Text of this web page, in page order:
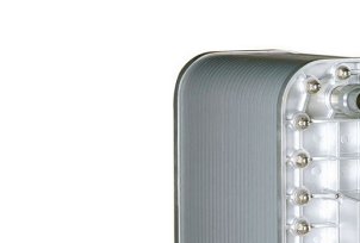
西门子 EDI模